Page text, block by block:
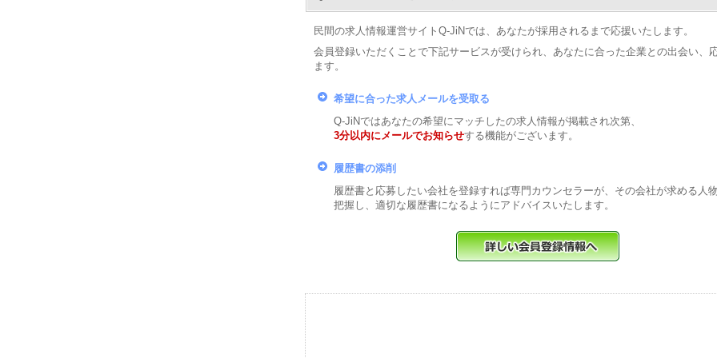
民間の求人情報運営サイトQ-JiNでは、あなたが採用されるまで応援いたします。
会員登録いただくことで下記サービスが受けられ、あなたに合った企業との出会い、
ます。
希望に合った求人メールを受取る
Q-JiNではあなたの希望にマッチしたの求人情報が掲載され次第、
3分以内にメールでお知らせする機能がございます。
履歴書の添削
履歴書と応募したい会社を登録すれば専門カウンセラーが、その会社が求める人
把握し、適切な履歴書になるようにアドバイスいたします。